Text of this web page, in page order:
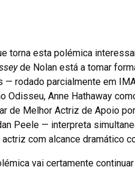
torna esta polémica
de Nolan está a tomar
— rodado parcialmente em
Odisseu, Anne Hathaway
de Melhor Actriz de Apoio
Peele — interpreta
actriz com alcance dramático
vai certamente